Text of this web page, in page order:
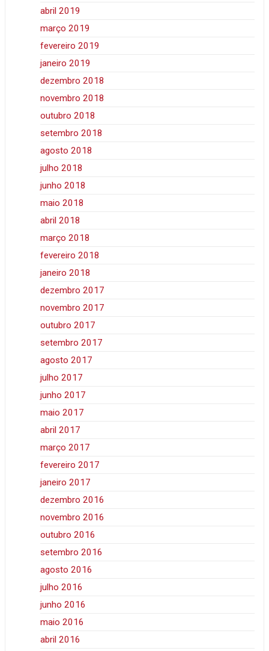
abril 2019
março 2019
fevereiro 2019
janeiro 2019
dezembro 2018
novembro 2018
outubro 2018
setembro 2018
agosto 2018
julho 2018
junho 2018
maio 2018
abril 2018
março 2018
fevereiro 2018
janeiro 2018
dezembro 2017
novembro 2017
outubro 2017
setembro 2017
agosto 2017
julho 2017
junho 2017
maio 2017
abril 2017
março 2017
fevereiro 2017
janeiro 2017
dezembro 2016
novembro 2016
outubro 2016
setembro 2016
agosto 2016
julho 2016
junho 2016
maio 2016
abril 2016